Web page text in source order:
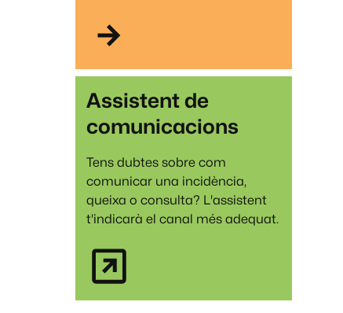
Assistent de
comunicacions
Tens dubtes sobre com
comunicar una incidència,
queixa o consulta? L'assistent
t'indicarà el canal més adequat.